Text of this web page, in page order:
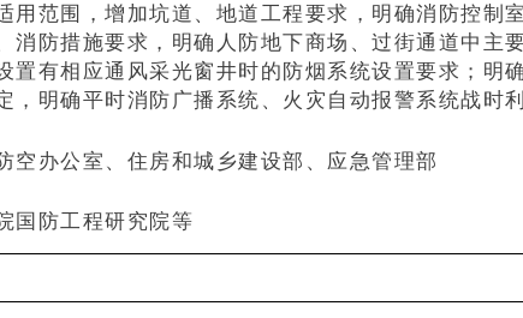
用范围，增加坑道、地道工程要求，明确消防控制
消防措施要求，明确人防地下商场、过街通道中
置有相应通风采光窗井时的防烟系统设置要求；
，明确平时消防广播系统、火灾自动报警系统战时
空办公室、住房和城乡建设部、 应急管理部
国防工程研究院等